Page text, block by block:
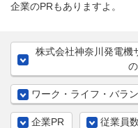
企業のPRもありますよ。
株式会社神奈川発電
ワーク・ライフ・バラ
企業PR 従業員